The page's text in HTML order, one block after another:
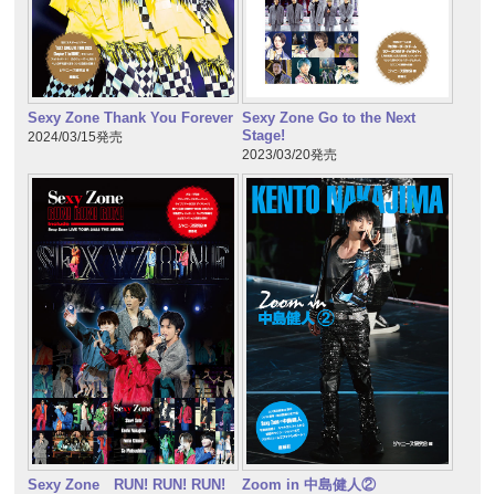
Sexy Zone Thank You Forever
2024/03/15発売
Sexy Zone Go to the Next
Stage!
2023/03/20発売
Sexy Zone RUN! RUN! RUN! Zoom in 中島健人②